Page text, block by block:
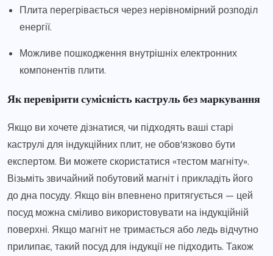
Плита перегрівається через нерівномірний розподіл
енергії.
Можливе пошкодження внутрішніх електронних
компонентів плити.
Як перевірити сумісність каструль без маркування
Якщо ви хочете дізнатися, чи підходять ваші старі
каструлі для індукційних плит, не обов’язково бути
експертом. Ви можете скористатися «тестом магніту».
Візьміть звичайний побутовий магніт і прикладіть його
до дна посуду. Якщо він впевнено притягується — цей
посуд можна сміливо використовувати на індукційній
поверхні. Якщо магніт не тримається або ледь відчутно
прилипає, такий посуд для індукції не підходить. Також